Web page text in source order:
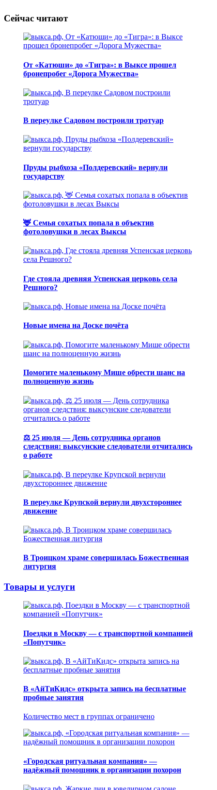
Сейчас читают
От «Катюши» до «Тигра»: в Выксе прошел
бронепробег «Дорога Мужества»
В переулке Садовом построили тротуар
Пруды рыбхоза «Полдеревский» вернули
государству
🦌 Семья сохатых попала в объектив
фотоловушки в лесах Выксы
Где стояла древняя Успенская церковь села
Решного?
Новые имена на Доске почёта
Помогите маленькому Мише обрести шанс на
полноценную жизнь
⚖️ 25 июля — День сотрудника органов
следствия: выксунские следователи отчитались
о работе
В переулке Крупской вернули двухстороннее
движение
В Троицком храме совершилась Божественная
литургия
Товары и услуги
Поездки в Москву — с транспортной компанией
«Попутчик»
В «АйТиКидс» открыта запись на бесплатные
пробные занятия
Количество мест в группах ограничено
«Городская ритуальная компания» —
надёжный помощник в организации похорон